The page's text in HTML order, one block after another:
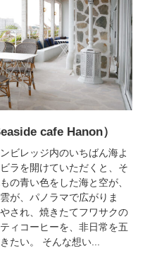
cafe Hanon）
ビレッジ内のいちばん海よ
ラを開けていただくと、そ
の青い色をした海と空が、
が、パノラマで広がりま
され、焼きたてフワサクの
ィコーヒーを、非日常を五
たい。 そんな想い...